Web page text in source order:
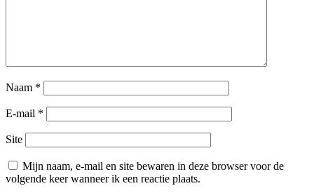
Naam *
E-mail *
Site
Mijn naam, e-mail en site bewaren in deze browser voor de
volgende keer wanneer ik een reactie plaats.